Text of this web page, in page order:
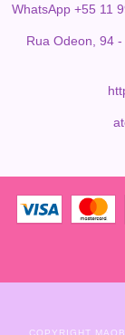
WhatsApp +55 11
Rua Odeon, 94